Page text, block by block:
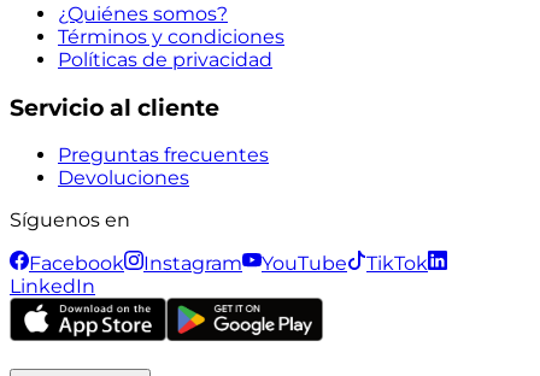
¿Quiénes somos?
Términos y condiciones
Políticas de privacidad
Servicio al cliente
Preguntas frecuentes
Devoluciones
Síguenos en
Facebook
Instagram YouTube
TikTok
LinkedIn